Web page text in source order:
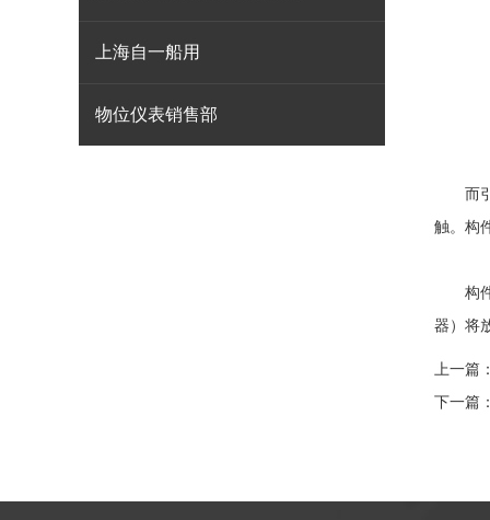
上海自一船用
物位仪表销售部
而引
触。构
构件
器）将
上一篇
下一篇